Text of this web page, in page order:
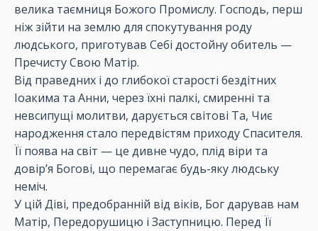
велика таємниця Божого Промислу. Господь, перш
ніж зійти на землю для спокутування роду
людського, приготував Себі достойну обитель —
Пречисту Свою Матір.
Від праведних і до глибокої старості бездітних
Іоакима та Анни, через їхні палкі, смиренні та
невсипущі молитви, дарується світові Та, Чиє
народження стало передвістям приходу Спасителя.
Її поява на світ — це дивне чудо, плід віри та
довірʼя Богові, що перемагає будь-яку людську
неміч.
У цій Діві, предобранній від віків, Бог дарував нам
Матір, Передорушицю і Заступницю. Перед Її